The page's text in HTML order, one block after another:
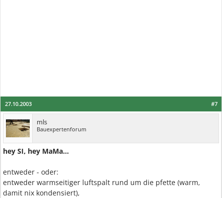
#7
27.10.2003
mls
Bauexpertenforum
hey SI, hey MaMa...
entweder - oder:
entweder warmseitiger luftspalt rund um die pfette (warm,
damit nix kondensiert),